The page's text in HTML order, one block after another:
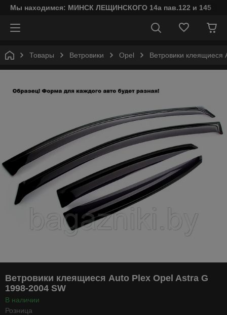
Мы находимся: МИНСК ЛЕЩИНСКОГО 14а пав.122 и 145
Товары Ветровики Opel Ветровики клеящиеся
Ветровики клеящиеся Auto Plex Opel Astra G
1998-2004 SW
В наличии
Розница